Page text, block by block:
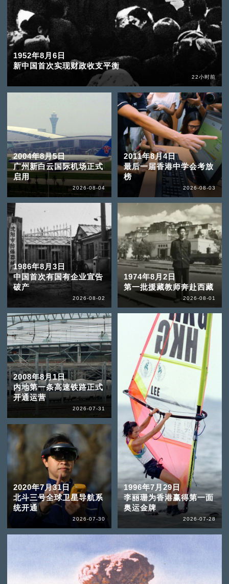
1952年8月6日
新中国首次实现财政收支平衡
22小时前
2004年8月5日
广州新白云国际机场正式
启用
2026-08-04
2011年8月4日
最后一届香港中学会考放
榜
2026-08-03
1986年8月3日
中国首次有国有企业宣告
破产
2026-08-02
1974年8月2日
第一批援藏教师奔赴西藏
2026-08-01
2008年8月1日
内地第一条高速铁路正式
开通运营
2026-07-31
2020年7月31日
北斗三号全球卫星导航系
统开通
2026-07-30
1996年7月29日
李丽珊为香港赢得第一面
奥运金牌
2026-07-28